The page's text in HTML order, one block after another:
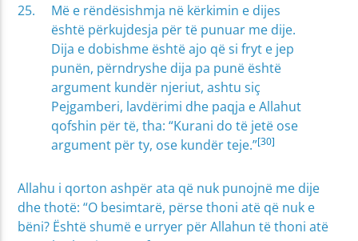
Më e rëndësishmja në kërkimin e dijes
është përkujdesja për të punuar me dije.
Dija e dobishme është ajo që si fryt e jep
punën, përndryshe dija pa punë është
argument kundër njeriut, ashtu siç
Pejgamberi, lavdërimi dhe paqja e Allahut
qofshin për të, tha: “Kurani do të jetë ose
argument për ty, ose kundër teje.”[30]
Allahu i qorton ashpër ata që nuk punojnë me dije
dhe thotë: “O besimtarë, përse thoni atë që nuk e
bëni? Është shumë e urryer për Allahun të thoni atë